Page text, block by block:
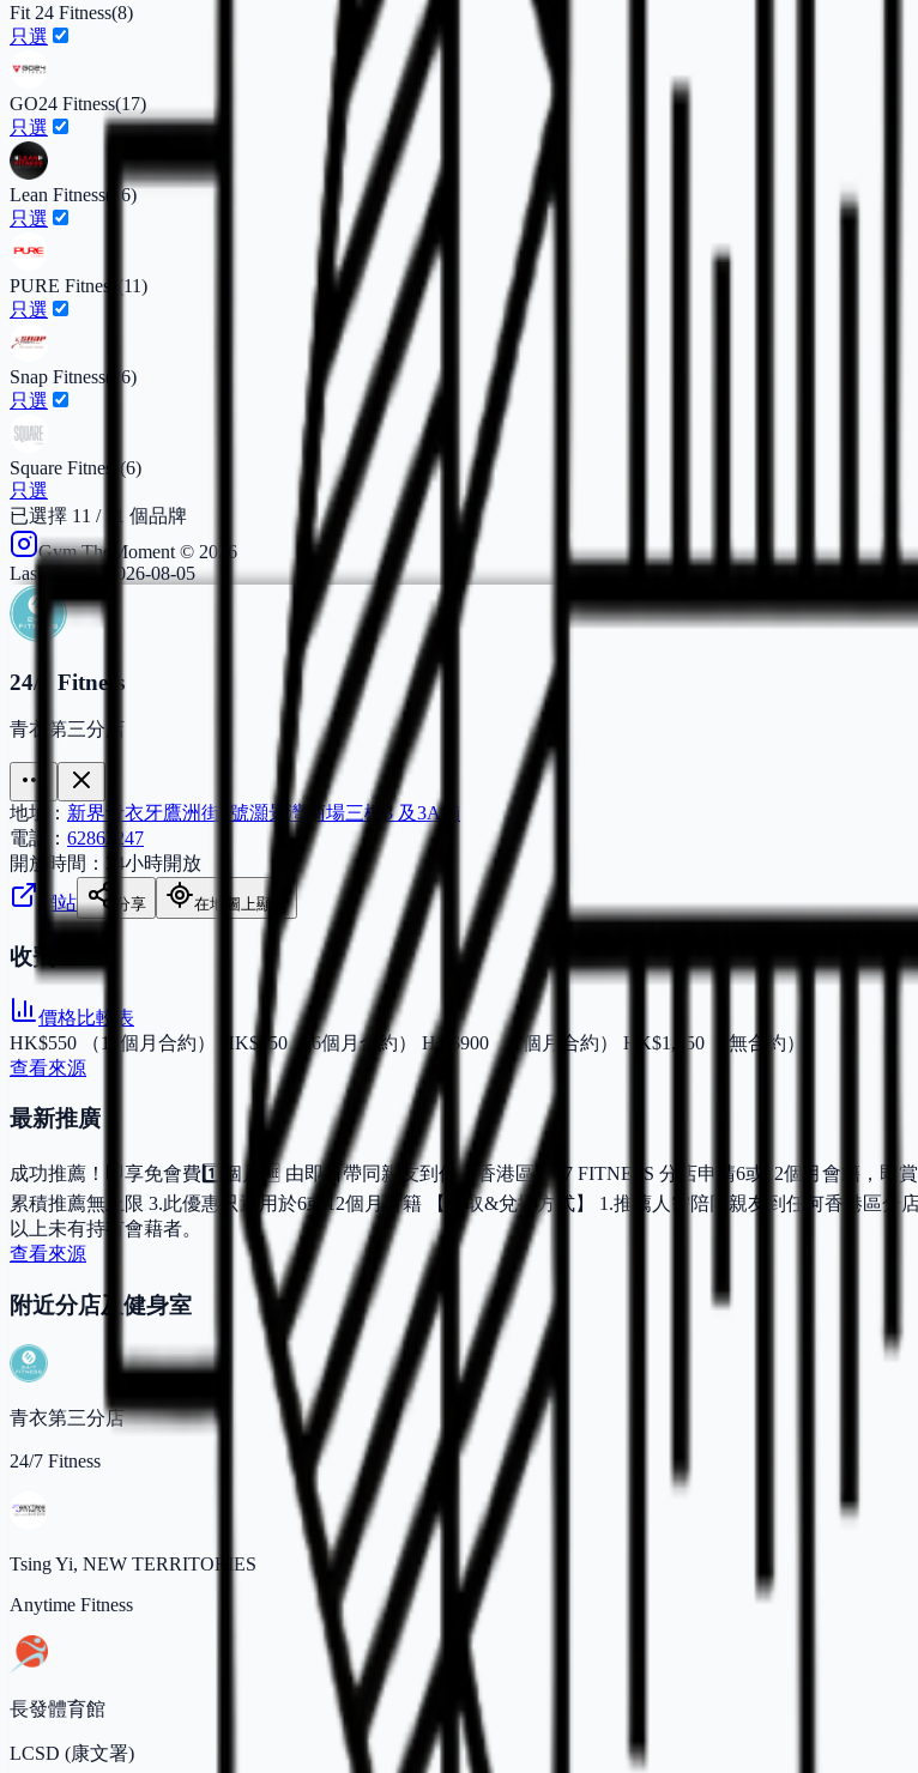
Fit 24 Fitness(8)
只選
GO24 Fitness(17)
只選
Lean Fitness( 16)
只選
PURE Fitness (11)
只選
Snap Fitness( 26)
只選
Square Fitness (6)
只選
已選擇 11 /
個品牌
Gym.TheMoment © 2026
Last update:
2026-08-05
24/7 Fitness
青衣第三分店
地址： 新界青衣牙鷹洲街8號灝景灣商場三樓3 及3A舖
電話： 62862247
開放時間： 24小時開放
網站
分享 在地圖上顯示
收費
價格比較表
HK$550 （12個月合約） HK$750 （6個月合約） HK$900 （3個月合約） HK$1,050 （無合約）
查看來源
最新推廣：
成功推薦！即享免會費1️⃣個月🆓 由即日帶同親友到任何香港區 24/7 FITNESS 分店申請6或12個月會籍，
累積推薦無上限 3.此優惠只適用於6或12個月會籍 【領取&兌換方式】 1.推薦人需陪同親友到任何香港區
以上未有持有會藉者。
查看來源
附近分店及健身室
青衣第三分店
24/7 Fitness
Tsing Yi, NEW TERRITORIES
Anytime Fitness
長發體育館
LCSD (康文署)